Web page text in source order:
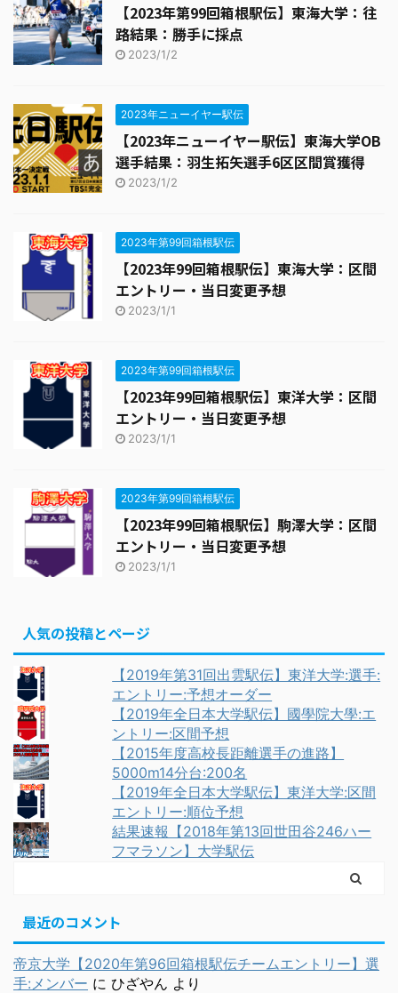
【2023年第99回箱根駅伝】東海大学：往
路結果：勝手に採点
2023/1/2
2023年ニューイヤー駅伝
【2023年ニューイヤー駅伝】東海大学OB
選手結果：羽生拓矢選手6区区間賞獲得
2023/1/2
2023年第99回箱根駅伝
【2023年99回箱根駅伝】東海大学：区間
エントリー・当日変更予想
2023/1/1
2023年第99回箱根駅伝
【2023年99回箱根駅伝】東洋大学：区間
エントリー・当日変更予想
2023/1/1
2023年第99回箱根駅伝
【2023年99回箱根駅伝】駒澤大学：区間
エントリー・当日変更予想
2023/1/1
人気の投稿とページ
【2019年第31回出雲駅伝】東洋大学:選手:
エントリー:予想オーダー
【2019年全日本大学駅伝】國學院大學:エ
ントリー:区間予想
【2015年度高校長距離選手の進路】
5000m14分台:200名
【2019年全日本大学駅伝】東洋大学:区間
エントリー:順位予想
結果速報【2018年第13回世田谷246ハー
フマラソン】大学駅伝
最近のコメント
帝京大学【2020年第96回箱根駅伝チームエントリー】選
手:メンバー に ひざやん より